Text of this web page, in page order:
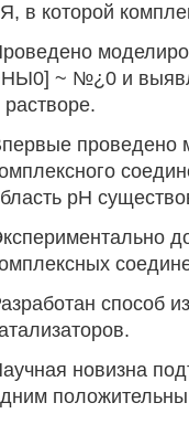
в которой
~ №¿0 и
растворе.
проведено
рН
способ
новизна